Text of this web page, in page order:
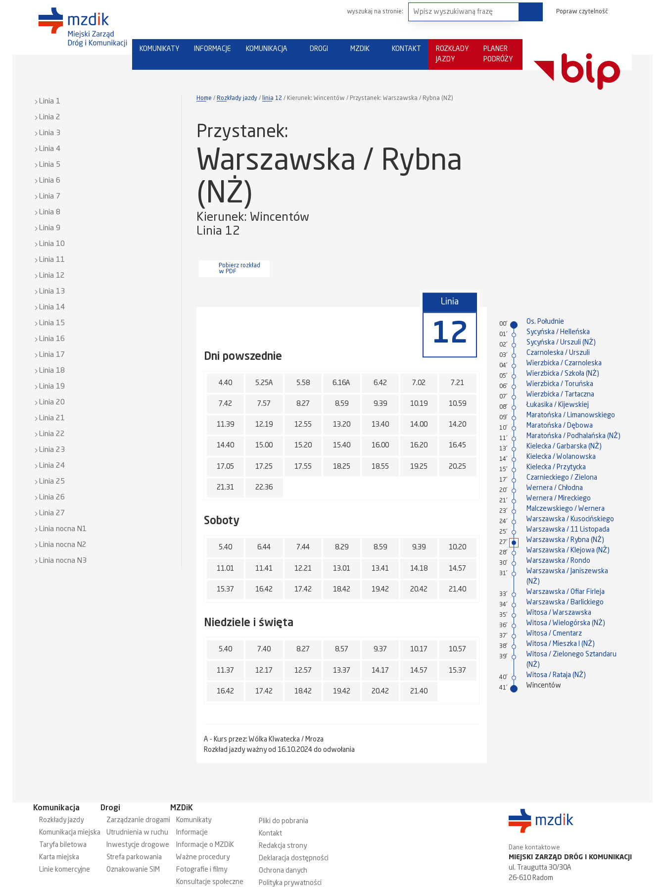
Popraw czytelność
KOMUNIKATY INFORMACJE KOMUNIKACJA DROGI MZDIK KONTAKT
ROZKŁADY
JAZDY
PLANER
PODRÓŻY
wyszukaj na stronie:
Home Rozkłady jazdy linia 12 Kierunek: Wincentów / Przystanek: Warszawska / Rybna (NŻ)
Przystanek:
Warszawska / Rybna
(NŻ)
Kierunek: Wincentów
Linia 12
Pobierz rozkład
w PDF
Linia
12
Dni powszednie
4.40 5.25A 5.58 6.16A 6.42 7.02 7.21
7.42 7.57 8.27 8.59 9.39 10.19 10.59
11.39 12.19 12.55 13.20 13.40 14.00 14.20
14.40 15.00 15.20 15.40 16.00 16.20 16.45
17.05 17.25 17.55 18.25 18.55 19.25 20.25
21.31 22.36
Soboty
5.40 6.44 7.44 8.29 8.59 9.39 10.20
11.01 11.41 12.21 13.01 13.41 14.18 14.57
15.37 16.42 17.42 18.42 19.42 20.42 21.40
Niedziele i święta
5.40 7.40 8.27 8.57 9.37 10.17 10.57
11.37 12.17 12.57 13.37 14.17 14.57 15.37
16.42 17.42 18.42 19.42 20.42 21.40
A - Kurs przez: Wólka Klwatecka / Mroza
Rozkład jazdy ważny od 16.10.2024 do odwołania
00' Os. Południe
01' Sycyńska / Helleńska
02' Sycyńska / Urszuli (NŻ)
03' Czarnoleska / Urszuli
04' Wierzbicka / Czarnoleska
05' Wierzbicka / Szkoła (NŻ)
06' Wierzbicka / Toruńska
07' Wierzbicka / Tartaczna
08' Łukasika / Kijewskiej
09' Maratońska / Limanowskiego
10' Maratońska / Dębowa
11' Maratońska / Podhalańska (NŻ)
13' Kielecka / Garbarska (NŻ)
14' Kielecka / Wolanowska
15' Kielecka / Przytycka
17' Czarnieckiego / Zielona
20' Wernera / Chłodna
21' Wernera / Mireckiego
23' Malczewskiego / Wernera
24' Warszawska / Kusocińskiego
25' Warszawska / 11 Listopada
27' Warszawska / Rybna (NŻ)
28' Warszawska / Klejowa (NŻ)
30' Warszawska / Rondo
31'
Warszawska / Janiszewska
(NŻ)
33' Warszawska / Ofiar Firleja
34' Warszawska / Barlickiego
35' Witosa / Warszawska
36' Witosa / Wielogórska (NŻ)
37' Witosa / Cmentarz
38' Witosa / Mieszka I (NŻ)
39'
Witosa / Zielonego Sztandaru
(NŻ)
40' Witosa / Rataja (NŻ)
41' Wincentów
Linia 1
Linia 2
Linia 3
Linia 4
Linia 5
Linia 6
Linia 7
Linia 8
Linia 9
Linia 10
Linia 11
Linia 12
Linia 13
Linia 14
Linia 15
Linia 16
Linia 17
Linia 18
Linia 19
Linia 20
Linia 21
Linia 22
Linia 23
Linia 24
Linia 25
Linia 26
Linia 27
Linia nocna N1
Linia nocna N2
Linia nocna N3
Komunikacja
Rozkłady jazdy
Komunikacja miejska
Taryfa biletowa
Karta miejska
Linie komercyjne
Drogi
Zarządzanie drogami
Utrudnienia w ruchu
Inwestycje drogowe
Strefa parkowania
Oznakowanie SIM
MZDiK
Komunikaty
Informacje
Informacje o MZDiK
Ważne procedury
Fotografie i filmy
Konsultacje społeczne
Pliki do pobrania
Kontakt
Redakcja strony
Deklaracja dostępności
Ochrona danych
Polityka prywatności
Dane kontaktowe
MIEJSKI ZARZĄD DRÓG I KOMUNIKACJI
ul. Traugutta 30/30A
26-610 Radom